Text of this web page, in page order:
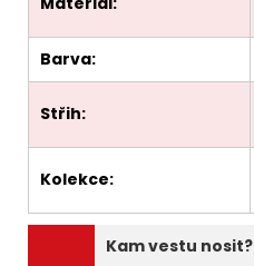
Barva:
Střih:
Kolekce:
Kam vestu nosit?